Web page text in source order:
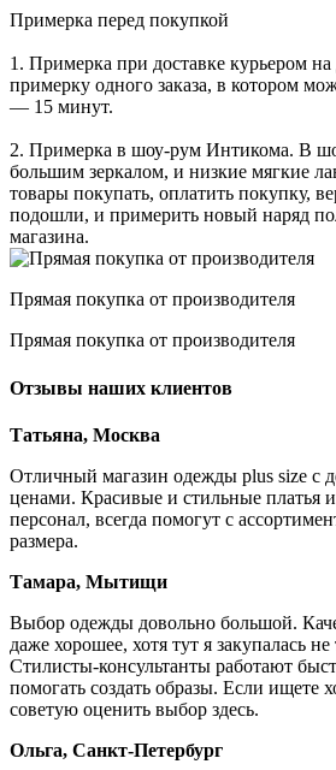
Примерка перед покупкой
1. Примерка при доставке курьером
примерку одного заказа, в котором
— 15 минут.
2. Примерка в шоу-рум Интикома. В
большим зеркалом, и низкие мягкие
товары покупать, оплатить покупку,
подошли, и примерить новый наряд
магазина.
Прямая покупка от производителя
Прямая покупка от производителя
Отзывы наших клиентов
Татьяна, Москва
Отличный магазин одежды plus size с
ценами. Красивые и стильные платья
персонал, всегда помогут с
размера.
Тамара, Мытищи
Выбор одежды довольно большой.
даже хорошее, хотя тут я закупалась
Стилисты-консультанты работают
помогать создать образы. Если ищете
советую оценить выбор здесь.
Ольга, Санкт-Петербург